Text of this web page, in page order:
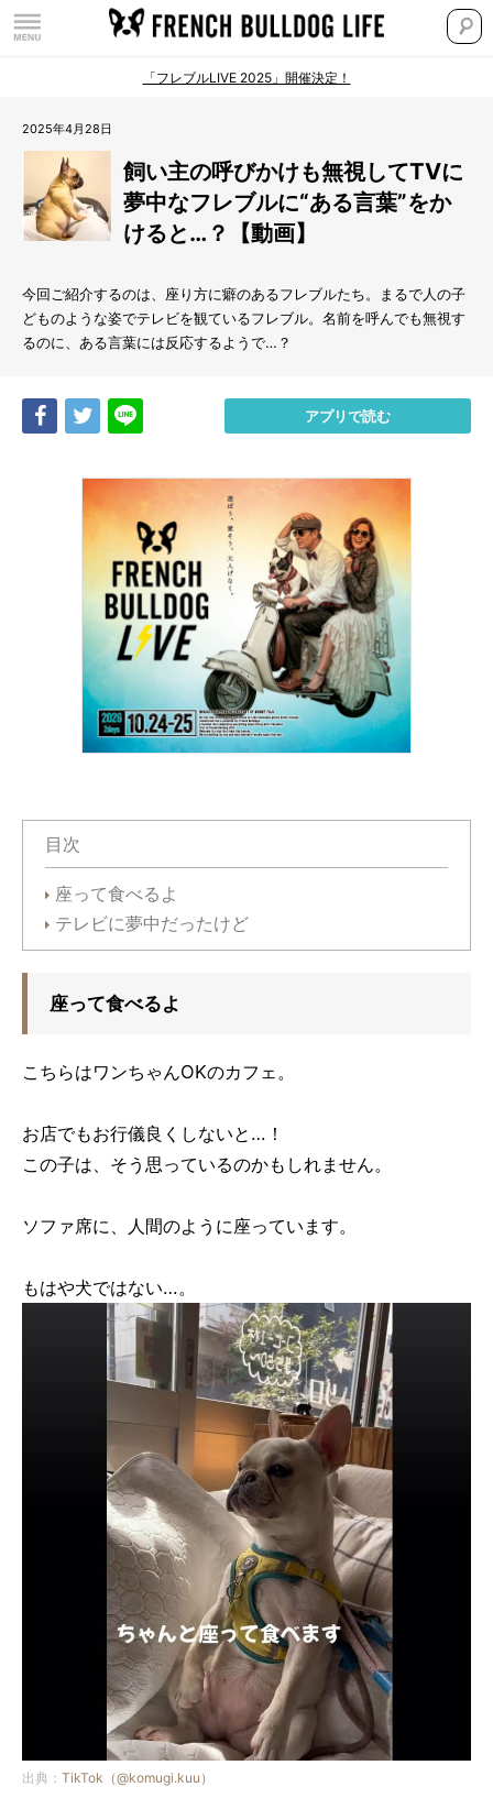
「フレブルLIVE 2025」開催決定！
2025年4月28日
飼い主の呼びかけも無視してTVに
夢中なフレブルに“ある言葉”をか
けると…？【動画】
今回ご紹介するのは、座り方に癖のあるフレブルたち。まるで人の子
どものような姿でテレビを観ているフレブル。名前を呼んでも無視す
るのに、ある言葉には反応するようで…？
Share Tweet アプリで読む
目次
座って食べるよ
テレビに夢中だったけど
座って食べるよ
こちらはワンちゃんOKのカフェ。
お店でもお行儀良くしないと…！
この子は、そう思っているのかもしれません。
ソファ席に、人間のように座っています。
もはや犬ではない…。
出典： TikTok（@komugi.kuu）